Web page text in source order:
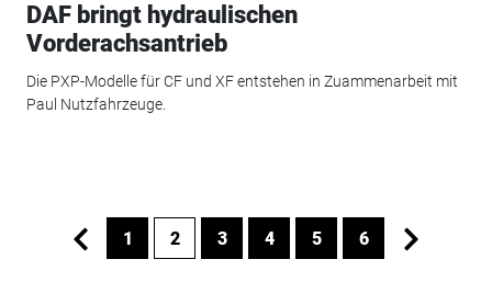
DAF bringt hydraulischen
Vorderachsantrieb
Die PXP-Modelle für CF und XF entstehen in Zuammenarbeit mit
Paul Nutzfahrzeuge.
1 2 3 4 5 6